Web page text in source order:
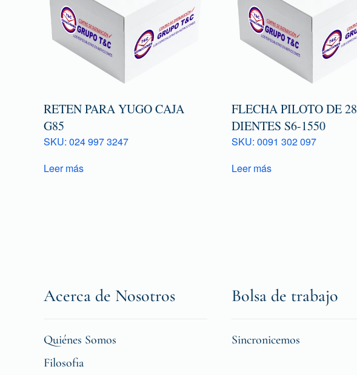
RETEN PARA YUGO CAJA
G85
SKU: 024 997 3247
Leer más
FLECHA PILOTO DE 28
DIENTES S6-1550
SKU: 0091 302 097
Leer más
Acerca de Nosotros
Quiénes Somos
Filosofia
Bolsa de trabajo
Sincronicemos